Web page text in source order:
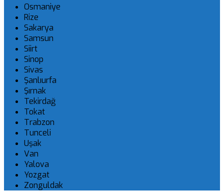
Osmaniye
Rize
Sakarya
Samsun
Siirt
Sinop
Sivas
Şanlıurfa
Şırnak
Tekirdağ
Tokat
Trabzon
Tunceli
Uşak
Van
Yalova
Yozgat
Zonguldak